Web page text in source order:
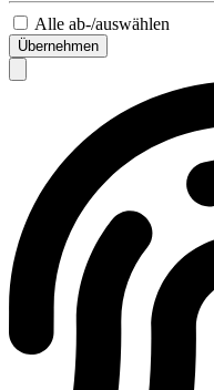
Alle ab-/auswählen
Übernehmen